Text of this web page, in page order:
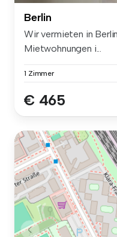
Berlin
Wir vermieten in
Mietwohnungen i...
1 Zimmer
€ 465